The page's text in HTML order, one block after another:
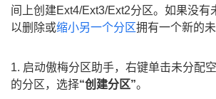
间上创建Ext4/Ext3/Ext2分区。如果没有
以删除或缩小另一个分区拥有一个新的未
1. 启动傲梅分区助手，右键单击未分配
的分区，选择“创建分区”。